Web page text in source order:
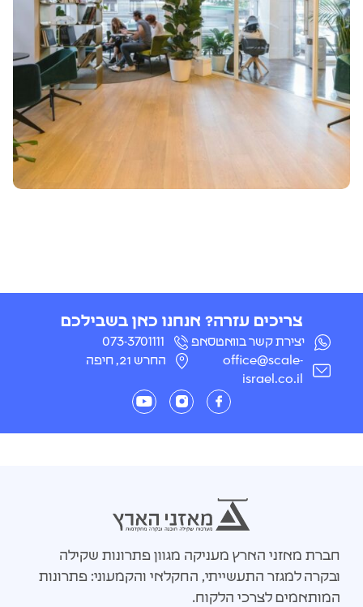
צריכים עזרה? אנחנו כאן בשבילכם
יצירת קשר בוואטסאפ
073-3701111
office@scale-
israel.co.il
החרש 21, חיפה
חברת מאזני הארץ מעניקה מגוון פתרונות שקילה
ובקרה למגזר התעשייתי, החקלאי והקמעוני: פתרונות
המותאמים לצרכי הלקוח.